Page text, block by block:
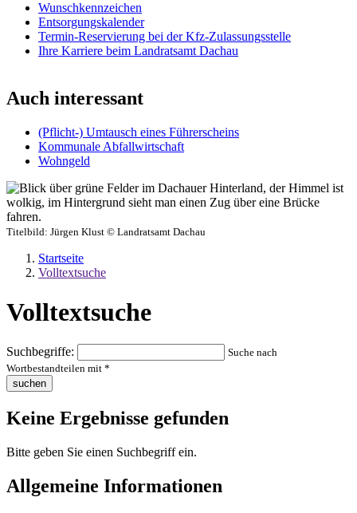
Wunschkennzeichen
Entsorgungskalender
Termin-Reservierung bei der Kfz-Zulassungsstelle
Ihre Karriere beim Landratsamt Dachau
Auch interessant
(Pflicht-) Umtausch eines Führerscheins
Kommunale Abfallwirtschaft
Wohngeld
Titelbild: Jürgen Klust © Landratsamt Dachau
Startseite
Volltextsuche
Volltextsuche
Suchbegriffe:
Suche nach
Wortbestandteilen mit *
suchen
Keine Ergebnisse gefunden
Bitte geben Sie einen Suchbegriff ein.
Allgemeine Informationen